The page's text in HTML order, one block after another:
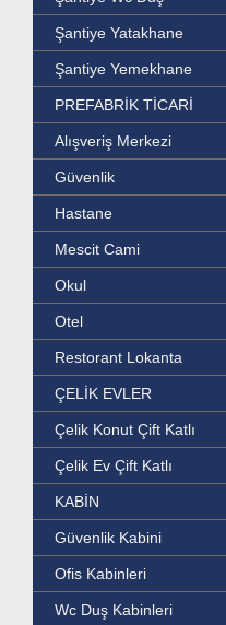
Şantiye Yatakhane
Şantiye Yemekhane
PREFABRİK TİCARİ
Alışveriş Merkezi
Güvenlik
Hastane
Mescit Cami
Okul
Otel
Restorant Lokanta
ÇELİK EVLER
Çelik Konut Çift Katlı
Çelik Ev Çift Katlı
KABİN
Güvenlik Kabini
Ofis Kabinleri
Wc Duş Kabinleri